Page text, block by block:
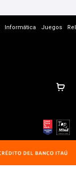
Informática Juegos